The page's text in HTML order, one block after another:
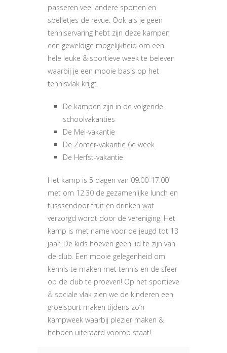
passeren veel andere sporten en
spelletjes de revue. Ook als je geen
tenniservaring hebt zijn deze kampen
een geweldige mogelijkheid om een
hele leuke & sportieve week te beleven
waarbij je een mooie basis op het
tennisvlak krijgt.
De kampen zijn in de volgende
schoolvakanties
De Mei-vakantie
De Zomer-vakantie 6e week
De Herfst-vakantie
Het kamp is 5 dagen van 09.00-17.00
met om 12.30 de gezamenlijke lunch en
tusssendoor fruit en drinken wat
verzorgd wordt door de vereniging. Het
kamp is met name voor de jeugd tot 13
jaar. De kids hoeven geen lid te zijn van
de club. Een mooie gelegenheid om
kennis te maken met tennis en de sfeer
op de club te proeven! Op het sportieve
& sociale vlak zien we de kinderen een
groeispurt maken tijdens zo’n
kampweek waarbij plezier maken &
hebben uiteraard voorop staat!